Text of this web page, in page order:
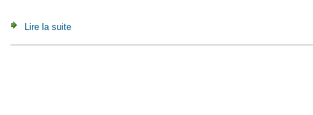
Lire la suite